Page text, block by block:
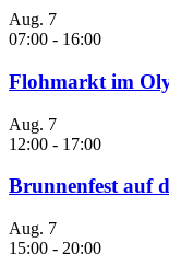
Aug. 7
07:00 - 16:00
Flohmarkt im
Aug. 7
12:00 - 17:00
Brunnenfest auf
Aug. 7
15:00 - 20:00